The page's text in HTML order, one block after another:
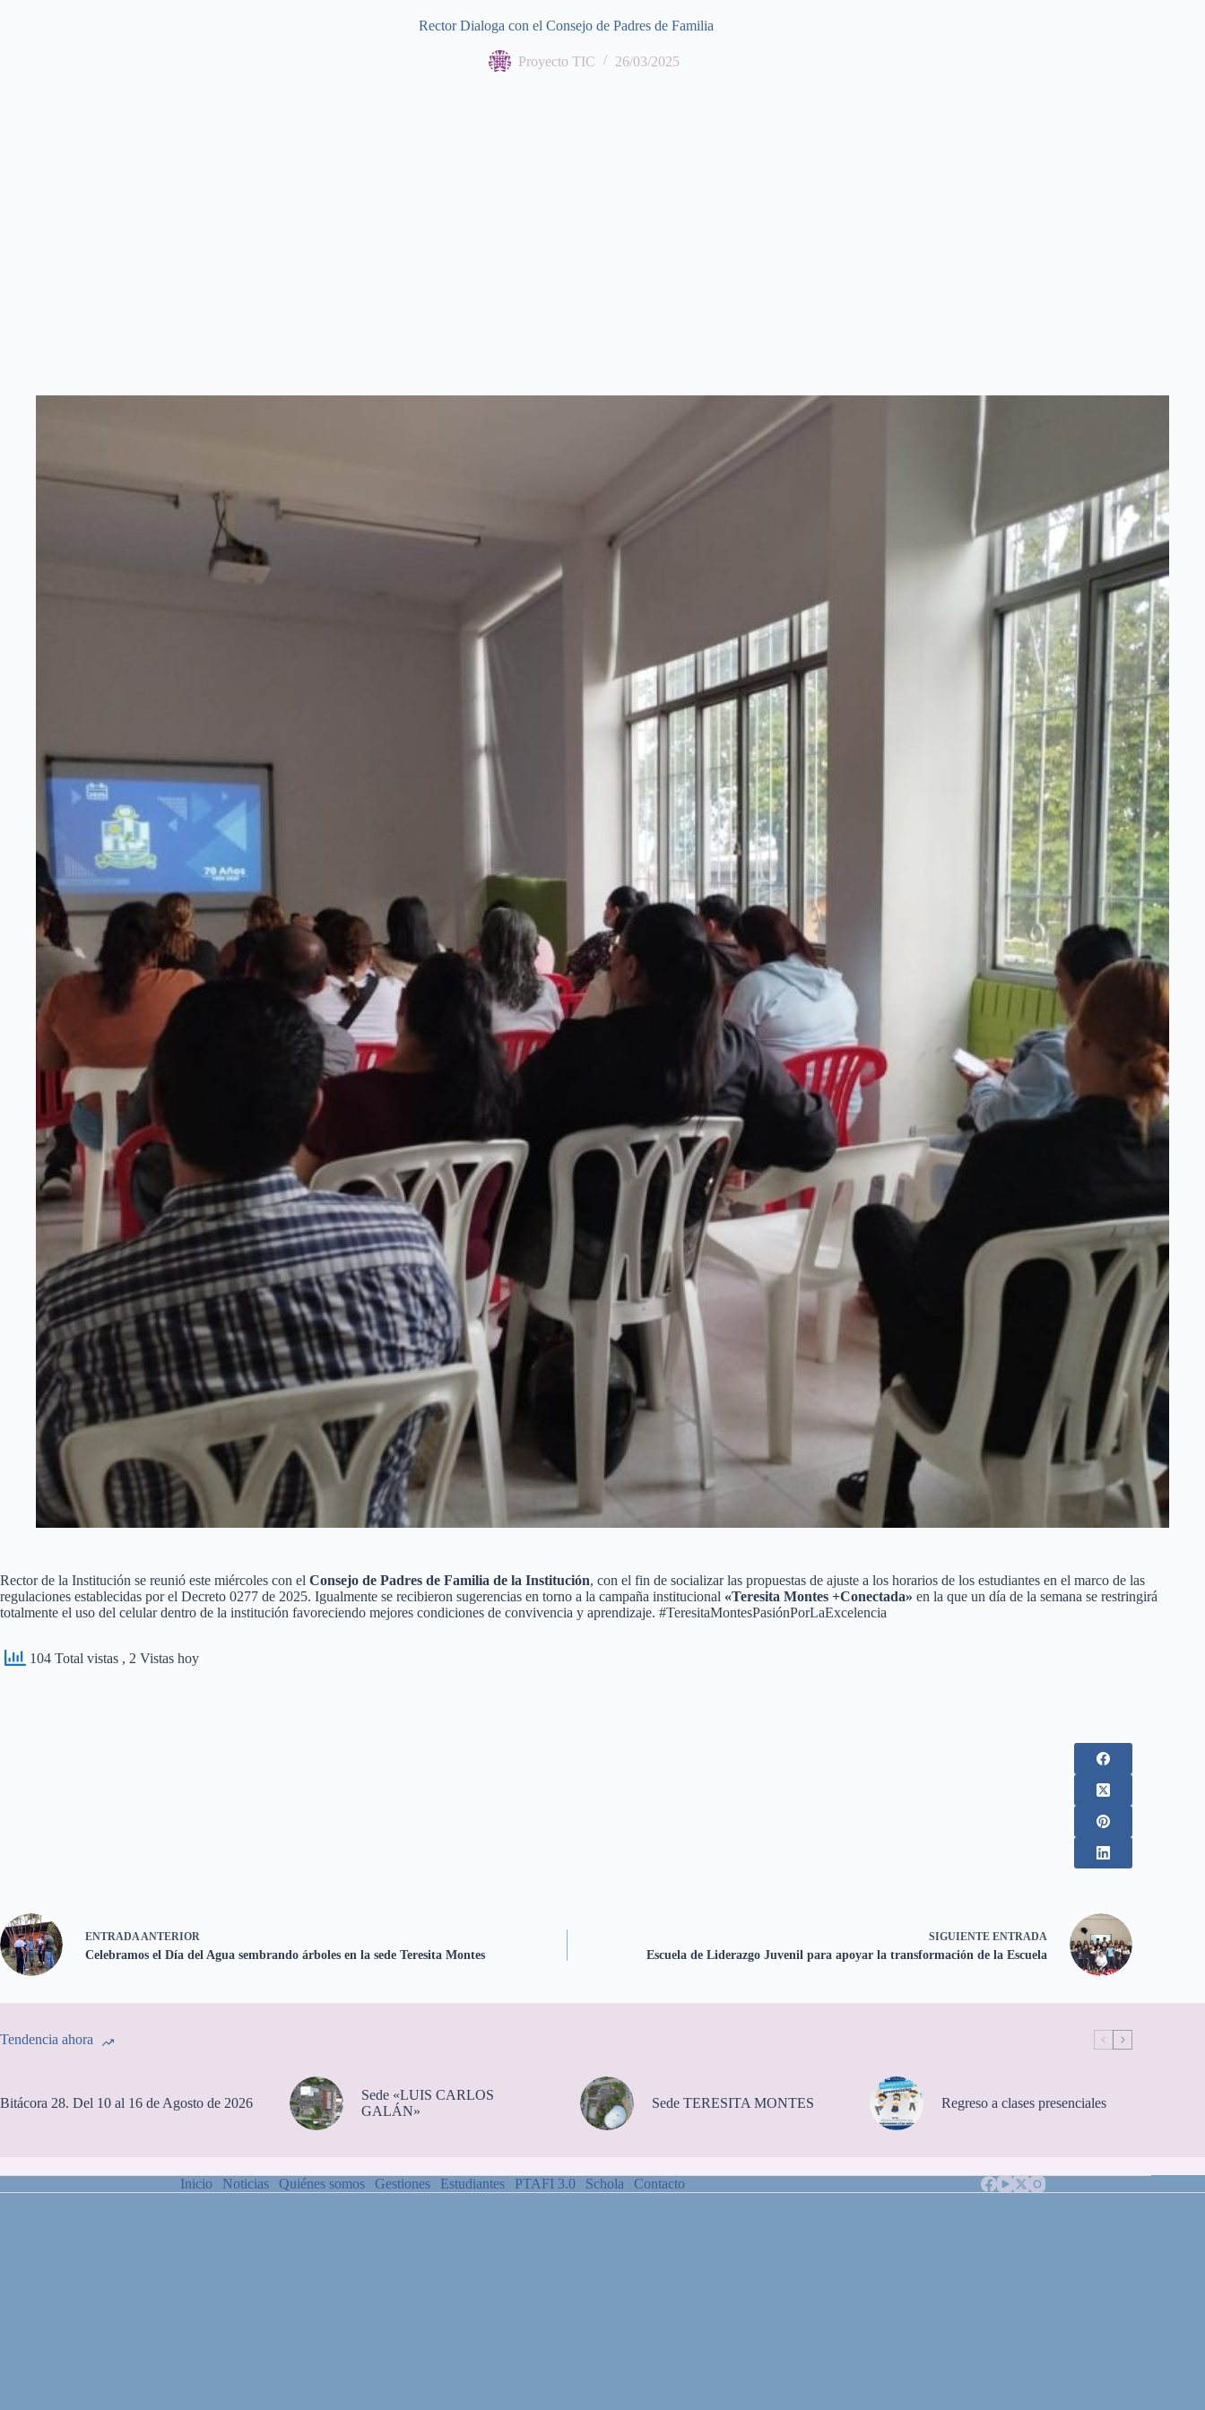
Rector Dialoga con el Consejo de Padres de Familia
Proyecto TIC 26/03/2025
Rector de la Institución se reunió este miércoles con el Consejo de Padres de Familia de la Institución, con el fin de socializar las propuestas de ajuste a los horarios de los estudiantes en el marco de las
regulaciones establecidas por el Decreto 0277 de 2025. Igualmente se recibieron sugerencias en torno a la campaña institucional «Teresita Montes +Conectada» en la que un día de la semana se restringirá
totalmente el uso del celular dentro de la institución favoreciendo mejores condiciones de convivencia y aprendizaje. #TeresitaMontesPasiónPorLaExcelencia
104 Total vistas , 2 Vistas hoy
ENTRADAANTERIOR
Celebramos el Día del Agua sembrando árboles en la sede Teresita Montes
SIGUIENTEENTRADA
Escuela de Liderazgo Juvenil para apoyar la transformación de la Escuela
Tendencia ahora
Bitácora 28. Del 10 al 16 de Agosto de 2026
Sede «LUIS CARLOS
GALÁN»
Sede TERESITA MONTES Regreso a clases presenciales
Inicio Noticias Quiénes somos Gestiones Estudiantes PTAFI 3.0 Schola Contacto